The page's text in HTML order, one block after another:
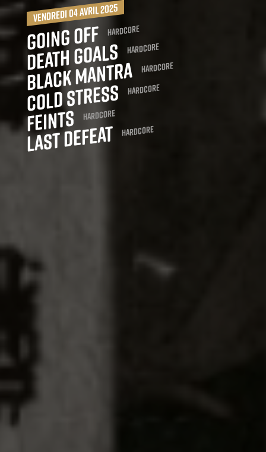
vendredi 04 avril 2025
Going Off Hardcore
Death Goals Hardcore
Black Mantra Hardcore
Cold Stress Hardcore
Feints Hardcore
Last Defeat Hardcore